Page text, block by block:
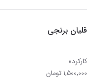
قلیان برنجی
کارکرده
۱,۵۰۰,۰۰۰ تومان